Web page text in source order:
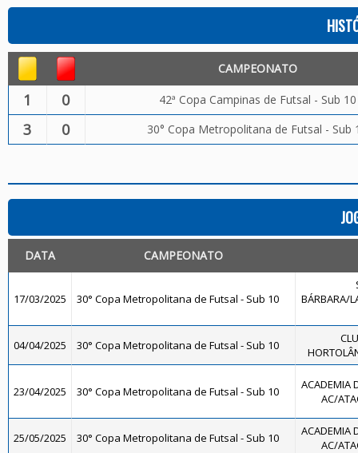
CAMPEONATO
1 0 42ª Copa Campinas de Futsal - Sub 10
3 0 30° Copa Metropolitana de Futsal - Sub
DATA CAMPEONATO
17/03/2025 30° Copa Metropolitana de Futsal - Sub 10
BÁRBARA/
04/04/2025 30° Copa Metropolitana de Futsal - Sub 10
23/04/2025 30° Copa Metropolitana de Futsal - Sub 10
ACADEMIA
AC/
25/05/2025 30° Copa Metropolitana de Futsal - Sub 10
ACADEMIA
AC/